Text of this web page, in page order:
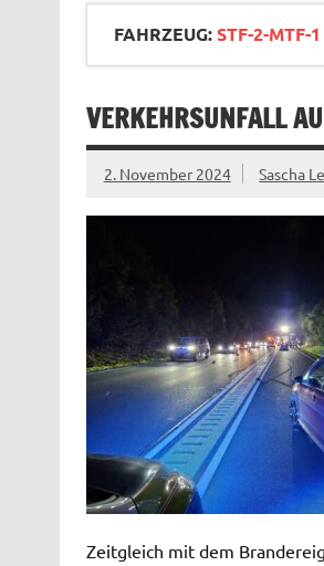
FAHRZEUG:STF-2-MTF-1
VERKEHRSUNFALL
2. November 2024 Sascha
Zeitgleich mit dem